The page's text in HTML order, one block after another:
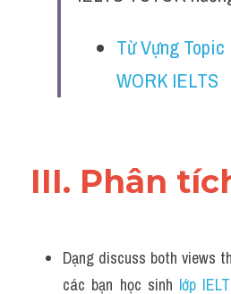
Business
Từ Vựng
WORK IELTS
III. Phân
Dạng discuss both views
các bạn học sinh lớp